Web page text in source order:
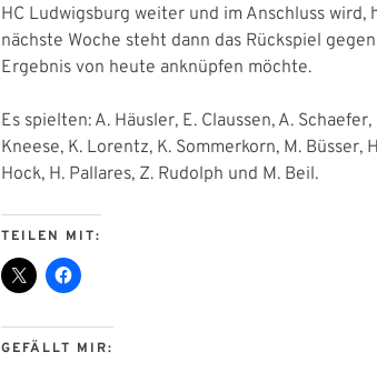
HC Ludwigsburg weiter und im Anschluss
nächste Woche steht dann das Rückspiel
Ergebnis von heute anknüpfen möchte.
Es spielten: A. Häusler, E. Claussen, A.
Kneese, K. Lorentz, K. Sommerkorn, M. Büsser,
Hock, H. Pallares, Z. Rudolph und M. Beil.
TEILEN MIT:
GEFÄLLT MIR: